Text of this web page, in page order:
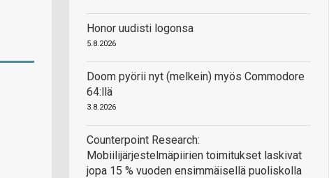
Honor uudisti logonsa
5.8.2026
Doom pyörii nyt (melkein) myös Commodore
64:llä
3.8.2026
Counterpoint Research:
Mobiilijärjestelmäpiirien toimitukset laskivat
jopa 15 % vuoden ensimmäisellä puoliskolla